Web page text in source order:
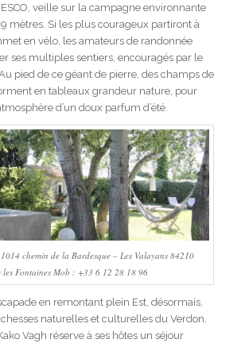
veille sur la campagne environnante
mètres. Si les plus courageux partiront à
en vélo, les amateurs de randonnée
ses multiples sentiers, encouragés par le
pied de ce géant de pierre, des champs de
en tableaux grandeur nature, pour
d’un doux parfum d’été.
chemin de la Bardesque – Les Valayans 84210
les Fontaines Mob : +33 6 12 28 18 96
en remontant plein Est, désormais,
naturelles et culturelles du Verdon.
Vagh réserve à ses hôtes un séjour